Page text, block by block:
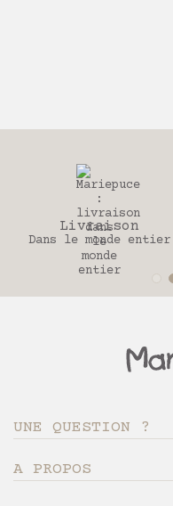
entier
retrait et
UNE QUESTION ?
A PROPOS